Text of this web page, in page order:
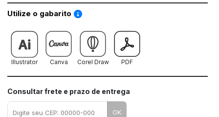
Utilize o gabarito Saiba como utilizar os nossos gabaritos
Illustrator Canva Corel Draw PDF
Consultar frete e prazo de entrega
OK